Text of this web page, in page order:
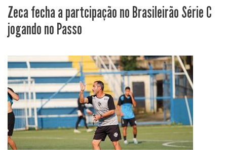
Zeca fecha a partcipação no Brasileirão Série C
jogando no Passo